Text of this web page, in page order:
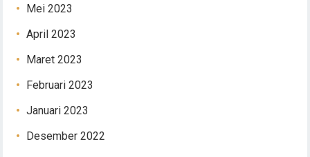
Mei 2023
April 2023
Maret 2023
Februari 2023
Januari 2023
Desember 2022